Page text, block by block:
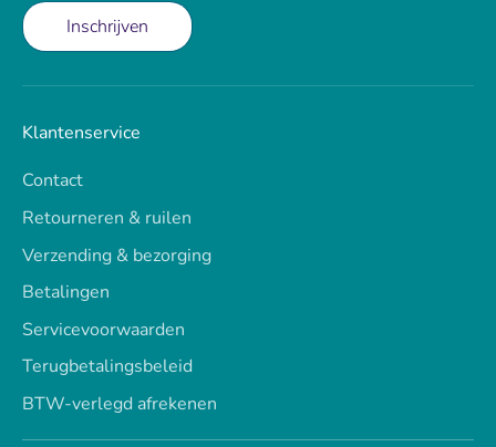
Inschrijven
Klantenservice
Contact
Retourneren & ruilen
Verzending & bezorging
Betalingen
Servicevoorwaarden
Terugbetalingsbeleid
BTW-verlegd afrekenen